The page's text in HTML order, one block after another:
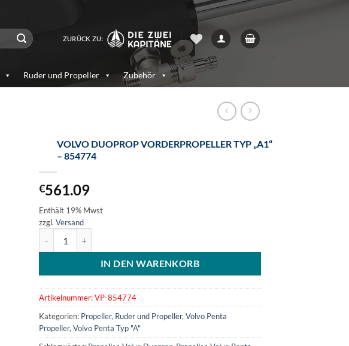
ZURÜCK ZU:
Ruder und Propeller Zubehör
VOLVO DUOPROP VORDERPROPELLER TYP „A1“
– 854774
€561.09
Enthält 19% Mwst
zzgl.Versand
IN DEN WARENKORB
Artikelnummer:VP-854774
Kategorien: Propeller, Ruder und Propeller,Volvo Penta
Propeller,Volvo Penta Typ "A"